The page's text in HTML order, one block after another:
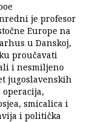
je profesor
Europe na
u Danskoj,
proučavati
i nesmiljeno
jugoslavenskih
smicalica i
i politička